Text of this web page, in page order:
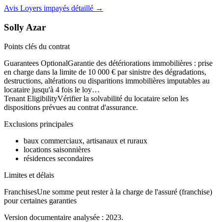
Avis Loyers impayés détaillé →
Solly Azar
Points clés du contrat
Guarantees OptionalGarantie des détériorations immobilières : prise
en charge dans la limite de 10 000 € par sinistre des dégradations,
destructions, altérations ou disparitions immobilières imputables au
locataire jusqu'à 4 fois le loy…
Tenant EligibilityVérifier la solvabilité du locataire selon les
dispositions prévues au contrat d'assurance.
Exclusions principales
baux commerciaux, artisanaux et ruraux
locations saisonnières
résidences secondaires
Limites et délais
FranchisesUne somme peut rester à la charge de l'assuré (franchise)
pour certaines garanties
Version documentaire analysée : 2023.